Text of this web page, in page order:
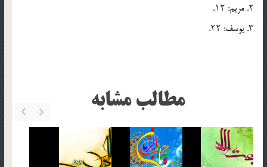
۲. مریم: ۱۲.
۳. یوسف: ۲۲.
مطالب مشابه